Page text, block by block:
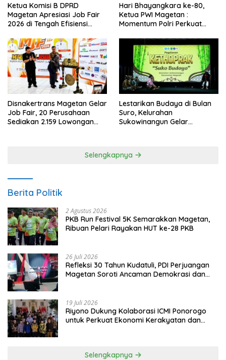
Ketua Komisi B DPRD
Magetan Apresiasi Job Fair
2026 di Tengah Efisiensi
Hari Bhayangkara ke-80,
Ketua PWI Magetan :
Momentum Polri Perkuat
Disnakertrans Magetan Gelar
Job Fair, 20 Perusahaan
Sediakan 2.159 Lowongan
Lestarikan Budaya di Bulan
Suro, Kelurahan
Sukowinangun Gelar
Selengkapnya
Berita Politik
2 Agustus 2026
PKB Run Festival 5K Semarakkan Magetan,
Ribuan Pelari Rayakan HUT ke-28 PKB
26 Juli 2026
Refleksi 30 Tahun Kudatuli, PDI Perjuangan
Magetan Soroti Ancaman Demokrasi dan
19 Juli 2026
Riyono Dukung Kolaborasi ICMI Ponorogo
untuk Perkuat Ekonomi Kerakyatan dan
Selengkapnya